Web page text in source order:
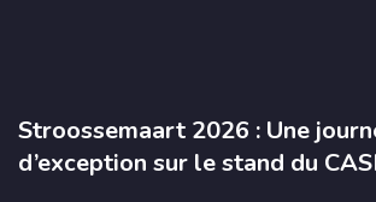
Stroossemaart 2026 : Une
d’exception sur le stand du